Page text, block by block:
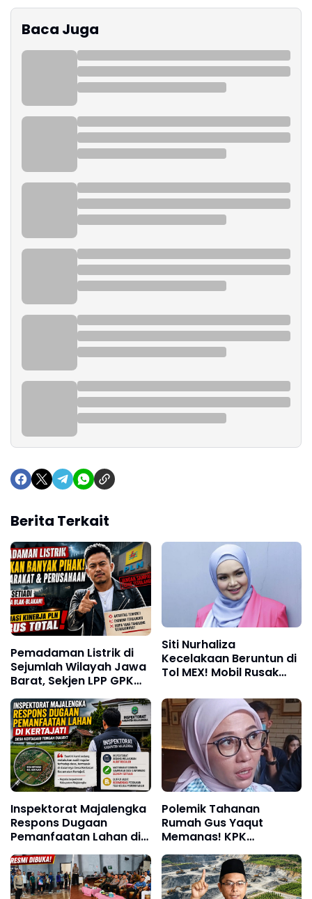
Baca Juga
Berita Terkait
Pemadaman Listrik di
Sejumlah Wilayah Jawa
Barat, Sekjen LPP GPK
Sistem Kelistrikan
Nasional
Siti Nurhaliza
Kecelakaan Beruntun di
Tol MEX! Mobil Rusak
Inspektorat Majalengka
Respons Dugaan
Pemanfaatan Lahan di
Kertajati, Desa
Kertasari Tengah
Diaudit
Polemik Tahanan
Rumah Gus Yaqut
Memanas! KPK
Dilaporkan ke Dewas
Usai Momen Lebaran